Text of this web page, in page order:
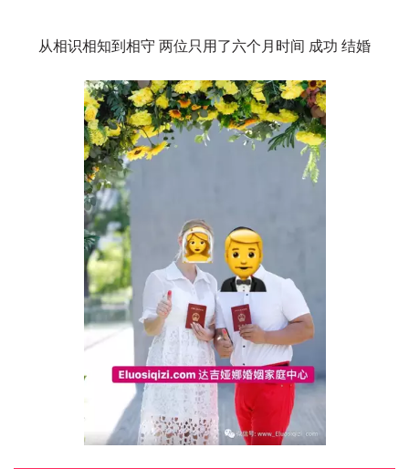
从相识相知到相守 两位只用了六个月时间 成功 结婚